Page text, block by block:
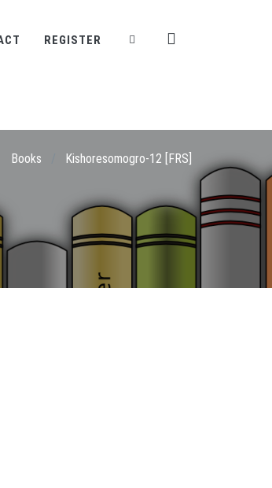
REGISTER
Books Kishoresomogro-12 [FRS]